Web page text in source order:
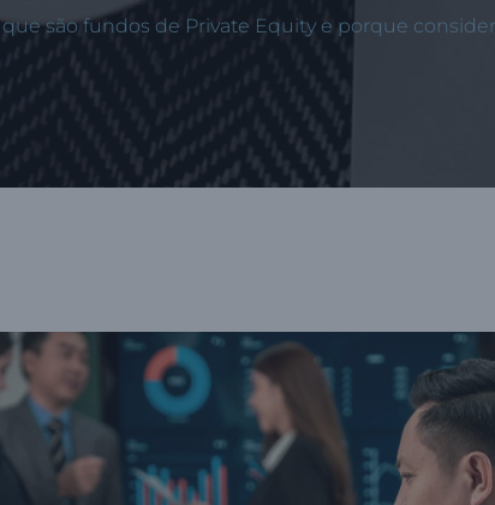
que são fundos de Private Equity e porque